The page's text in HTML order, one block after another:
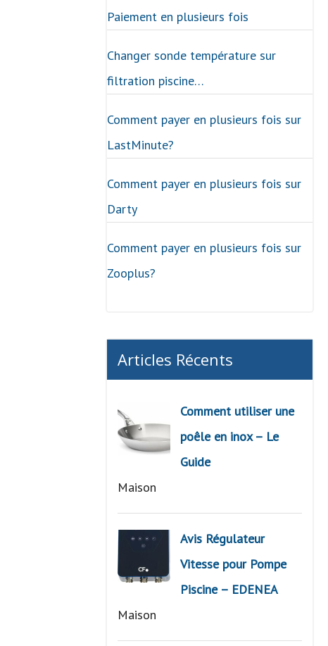
Paiement en plusieurs fois
Changer sonde température sur
filtration piscine…
Comment payer en plusieurs fois sur
LastMinute?
Comment payer en plusieurs fois sur
Darty
Comment payer en plusieurs fois sur
Zooplus?
Articles Récents
Comment utiliser une
poêle en inox – Le
Guide
Maison
Avis Régulateur
Vitesse pour Pompe
Piscine – EDENEA
Maison